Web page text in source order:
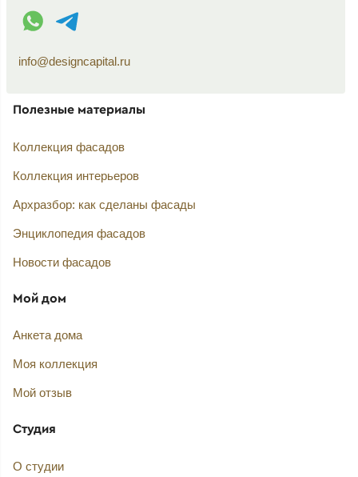
WhatsApp контакт
Telegram контакт
info@designcapital.ru
Полезные материалы
Коллекция фасадов
Коллекция интерьеров
Архразбор: как сделаны фасады
Энциклопедия фасадов
Новости фасадов
Мой дом
Анкета дома
Моя коллекция
Мой отзыв
Студия
О студии